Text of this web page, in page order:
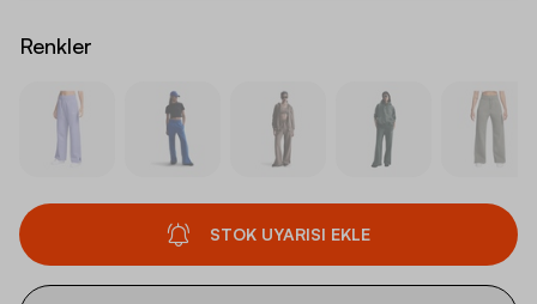
Renkler
STOK UYARISI EKLE